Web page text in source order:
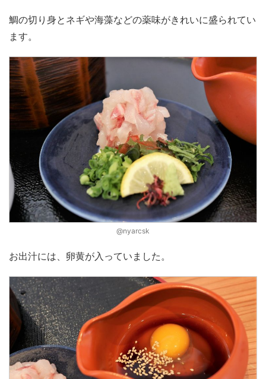
鯛の切り身とネギや海藻などの薬味がきれいに盛られてい
ます。
@nyarcsk
お出汁には、卵黄が入っていました。